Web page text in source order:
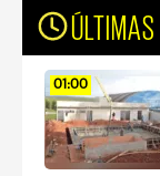
01:00